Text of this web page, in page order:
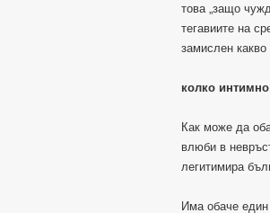
това „защо
тегавиите на
замислен
колко
Как може да
влюби в
легитимира
Има обаче един